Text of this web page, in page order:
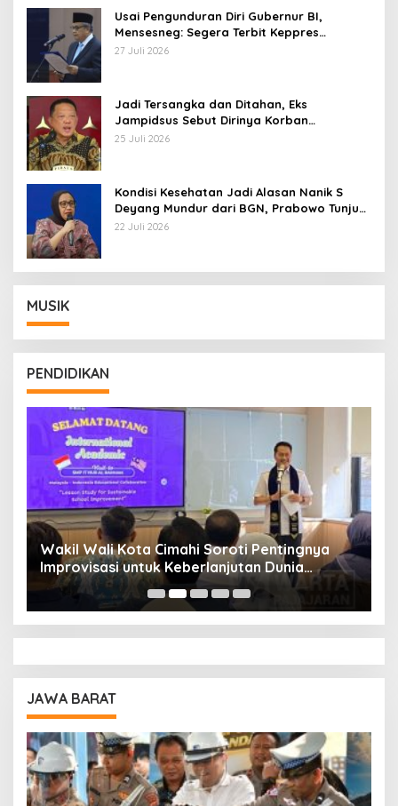
Usai Pengunduran Diri Gubernur BI,
Mensesneg: Segera Terbit Keppres
Pemberhentian dengan Hormat
27 Juli 2026
Jadi Tersangka dan Ditahan, Eks
Jampidsus Sebut Dirinya Korban
Kriminalisasi
25 Juli 2026
Kondisi Kesehatan Jadi Alasan Nanik S
Deyang Mundur dari BGN, Prabowo Tunjuk
Wamentan Sudaryono
22 Juli 2026
MUSIK
PENDIDIKAN
Wakil Wali Kota Cimahi Soroti Pentingnya
Improvisasi untuk Keberlanjutan Dunia
Pendidikan
JAWA BARAT